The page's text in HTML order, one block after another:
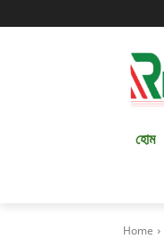
হোম
Home